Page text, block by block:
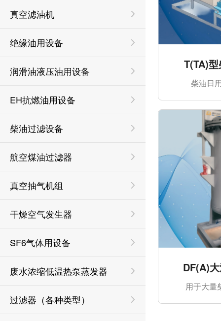
真空滤油机
绝缘油用设备
润滑油液压油用设备
EH抗燃油用设备
柴油过滤设备
航空煤油过滤器
真空抽气机组
干燥空气发生器
SF6气体用设备
废水浓缩低温热泵蒸发器
过滤器（各种类型）
T(TA)
柴油日
DF(A)
用于大量